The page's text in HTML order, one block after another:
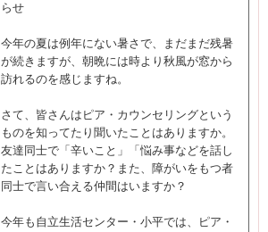
らせ
今年の夏は例年にない暑さで、まだまだ残暑
が続きますが、朝晩には時より秋風が窓から
訪れるのを感じますね。
さて、皆さんはピア・カウンセリングという
ものを知ってたり聞いたことはありますか。
友達同士で「辛いこと」「悩み事などを話し
たことはありますか？また、障がいをもつ者
同士で言い合える仲間はいますか？
今年も自立生活センター・小平では、ピア・